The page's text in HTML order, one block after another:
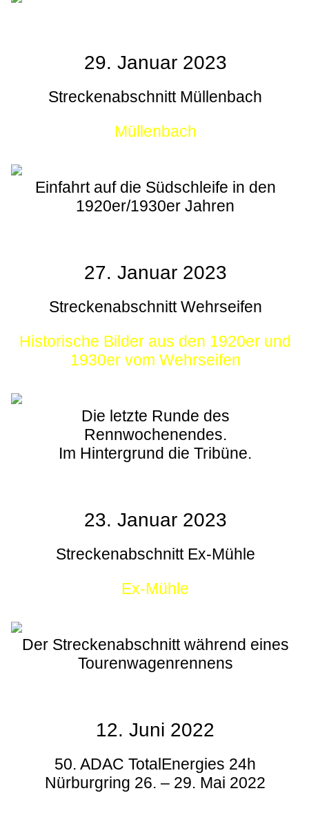
29. Januar 2023
Streckenabschnitt Müllenbach
Müllenbach
Einfahrt auf die Südschleife in den
1920er/1930er Jahren
27. Januar 2023
Streckenabschnitt Wehrseifen
Historische Bilder aus den 1920er und
1930er vom Wehrseifen
Die letzte Runde des
Rennwochenendes.
Im Hintergrund die Tribüne.
23. Januar 2023
Streckenabschnitt Ex-Mühle
Ex-Mühle
Der Streckenabschnitt während eines
Tourenwagenrennens
12. Juni 2022
50. ADAC TotalEnergies 24h
Nürburgring 26. – 29. Mai 2022